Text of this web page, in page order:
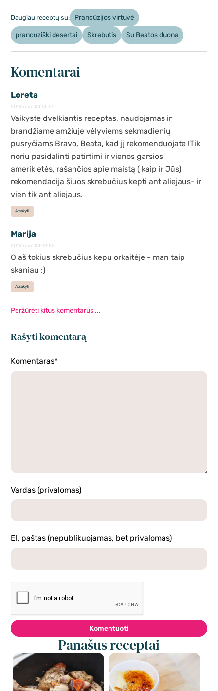
Daugiau receptų su: Prancūzijos virtuvė
prancuziški desertai Skrebutis Su Beatos duona
Komentarai
Loreta
2014 kovo 04 14:37
Vaikyste dvelkiantis receptas, naudojamas ir
brandžiame amžiuje vėlyviems sekmadienių
pusryčiams!Bravo, Beata, kad jį rekomenduojate !Tik
noriu pasidalinti patirtimi ir vienos garsios
amerikietės, rašančios apie maistą ( kaip ir Jūs)
rekomendacija šiuos skrebučius kepti ant aliejaus- ir
vien tik ant aliejaus.
Atsakyti
Marija
2014 kovo 04 09:52
O aš tokius skrebučius kepu orkaitėje - man taip
skaniau :)
Atsakyti
Peržūrėti kitus komentarus ...
Rašyti komentarą
Komentaras*
Vardas (privalomas)
El. paštas (nepublikuojamas, bet privalomas)
Komentuoti
Panašūs receptai